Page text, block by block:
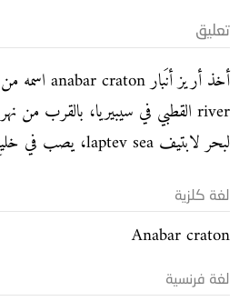
تعليق
لبحر لابتيف laptev sea، يصب في خليج خَتانغا khatanga gulf.
لغة كلزية
Anabar craton
لغة فرنسية